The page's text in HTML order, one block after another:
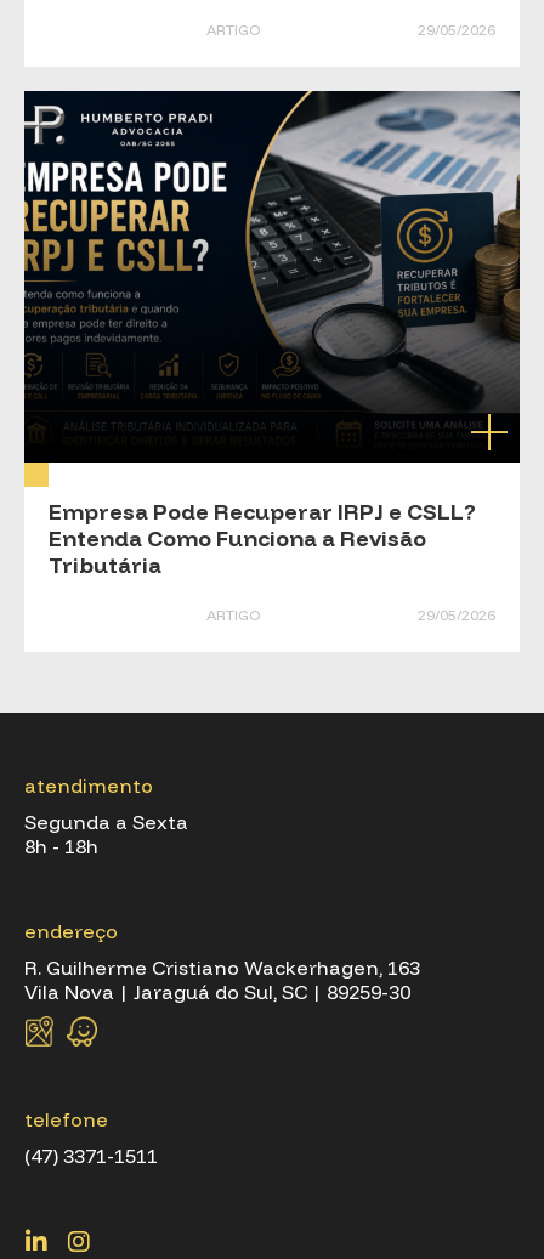
ARTIGO 29/05/2026
Empresa Pode Recuperar IRPJ e CSLL?
Entenda Como Funciona a Revisão
Tributária
ARTIGO 29/05/2026
atendimento
Segunda a Sexta
8h - 18h
endereço
R. Guilherme Cristiano Wackerhagen, 163
Vila Nova | Jaraguá do Sul, SC | 89259-30
telefone
(47) 3371-1511